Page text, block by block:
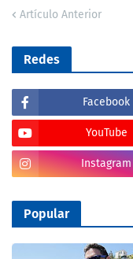
Artículo Anterior
Redes
Facebook
YouTube
Instagram
Popular